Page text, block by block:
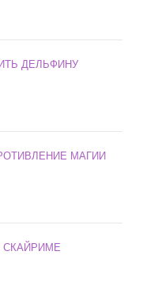
ДЕЛЬФИНУ
МАГИИ
СКАЙРИМЕ